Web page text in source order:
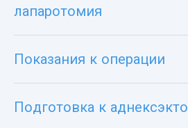
лапаротомия
Показания к операции
Подготовка к